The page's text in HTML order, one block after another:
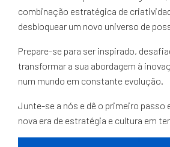
combinação estratégica de
desbloquear um novo universo de
Prepare-se para ser inspirado,
transformar a sua abordagem à
num mundo em constante evolução.
Junte-se a nós e dê o primeiro passo
nova era de estratégia e cultura em